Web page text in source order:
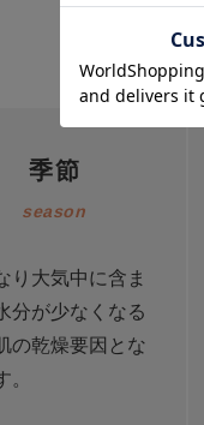
うるお
季節
season
り大気中に含ま
分が少なくなる
の乾燥要因とな
。